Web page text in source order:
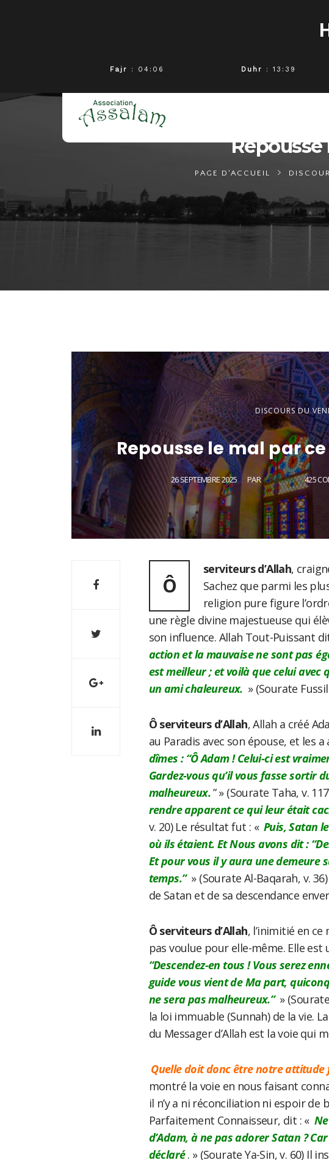
Fajr : 04:06 Duhr : 13:39
PAGE D'ACCUEIL
DISCOURS DU
Repousse le mal par
26 SEPTEMBRE 2025 PARASSALAM 425
Ô
serviteurs d’Allah,
Sachez que parmi les
religion pure figure
une règle divine majestueuse qui
son influence. Allah Tout-Puissant
action et la mauvaise ne sont pas
est meilleur ; et voilà que celui
un ami chaleureux. » (Sourate
Ô serviteurs d’Allah, Allah a créé
au Paradis avec son épouse, et les
dîmes : “Ô Adam ! Celui-ci est
Gardez-vous qu’il vous fasse sortir
malheureux.” » (Sourate Taha, v.
rendre apparent ce qui leur était
v. 20) Le résultat fut : « Puis, Satan
où ils étaient. Et Nous avons dit :
Et pour vous il y aura une
temps.” » (Sourate Al-Baqarah, v.
de Satan et de sa descendance
Ô serviteurs d’Allah, l’inimitié en ce
pas voulue pour elle-même. Elle
“Descendez-en tous ! Vous serez
guide vous vient de Ma part,
ne sera pas malheureux.” »
la loi immuable (Sunnah) de la vie.
du Messager d’Allah est la voie qui
Quelle doit donc être notre attitude
montré la voie en nous faisant
il n’y a ni réconciliation ni espoir de
Parfaitement Connaisseur, dit : «
d’Adam, à ne pas adorer Satan ?
déclaré. » (Sourate Ya-Sin, v. 60) Il